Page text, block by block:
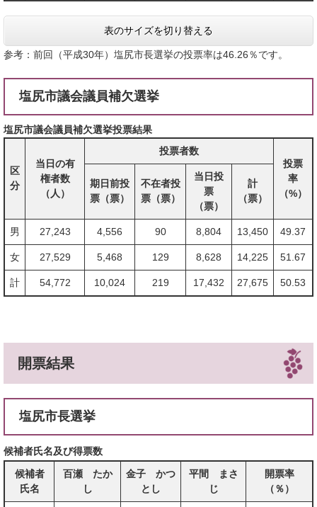
表のサイズを切り替える
参考：前回（平成30年）塩尻市長選挙の投票率は46.26％です。
塩尻市議会議員補欠選挙
塩尻市議会議員補欠選挙投票結果
区
分
当日の有
権者数
（人）
投票者数
投票
率
（%）
期日前投
票（票）
不在者投
票（票）
当日投
票
（票）
計
（票）
男 27,243 4,556 90 8,804 13,450 49.37
女 27,529 5,468 129 8,628 14,225 51.67
計 54,772 10,024 219 17,432 27,675 50.53
開票結果
塩尻市長選挙
候補者氏名及び得票数
候補者
氏名
百瀬 たか
し
金子 かつ
とし
平間 まさ
じ​
開票率
（％）